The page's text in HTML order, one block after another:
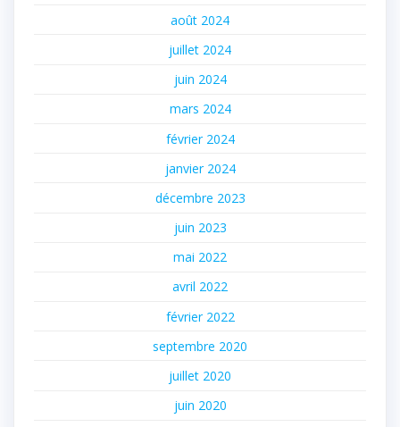
août 2024
juillet 2024
juin 2024
mars 2024
février 2024
janvier 2024
décembre 2023
juin 2023
mai 2022
avril 2022
février 2022
septembre 2020
juillet 2020
juin 2020